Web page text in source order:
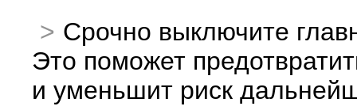
Срочно выключите
Это поможет
и уменьшит риск